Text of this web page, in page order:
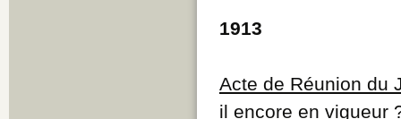
1913
Acte de Réunion du
il encore en vigueur